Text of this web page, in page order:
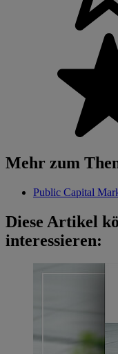
Mehr zum
Public Capital
Diese Artikel
interessieren: